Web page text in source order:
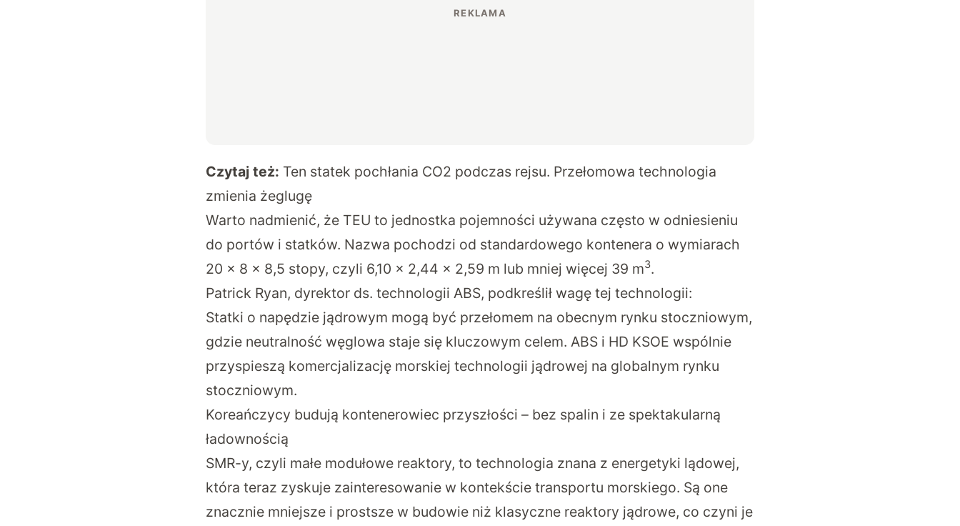
Czytaj też: Ten statek pochłania CO2 podczas rejsu. Przełomowa technologia
zmienia żeglugę
Warto nadmienić, że TEU to jednostka pojemności używana często w odniesieniu
do portów i statków. Nazwa pochodzi od standardowego kontenera o wymiarach
20 x 8 x 8,5 stopy, czyli 6,10 x 2,44 x 2,59 m lub mniej więcej 39 m3.
Patrick Ryan, dyrektor ds. technologii ABS, podkreślił wagę tej technologii:
Statki o napędzie jądrowym mogą być przełomem na obecnym rynku stoczniowym,
gdzie neutralność węglowa staje się kluczowym celem. ABS i HD KSOE wspólnie
przyspieszą komercjalizację morskiej technologii jądrowej na globalnym rynku
stoczniowym.
Koreańczycy budują kontenerowiec przyszłości – bez spalin i ze spektakularną
ładownością
SMR-y, czyli małe modułowe reaktory, to technologia znana z energetyki lądowej,
która teraz zyskuje zainteresowanie w kontekście transportu morskiego. Są one
znacznie mniejsze i prostsze w budowie niż klasyczne reaktory jądrowe, co czyni je